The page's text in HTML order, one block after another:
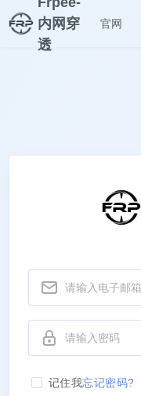
内网穿
透
官网
记住我忘记密码?